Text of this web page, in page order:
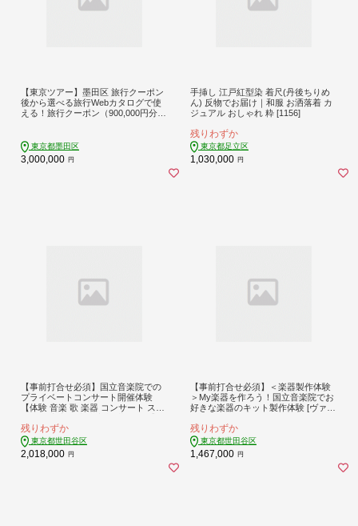
【東京ツアー】墨田区 旅行クーポン
後から選べる旅行Webカタログで使
える！旅行クーポン（900,000円分）
東京都墨田区
3,000,000 円
手挿し 江戸紅型染 着尺(丹後ちりめ
ん) 反物でお届け｜和服 お洒落着 カ
ジュアル おしゃれ 粋 [1156]
残りわずか
東京都足立区
1,030,000 円
【事前打合せ必須】国立音楽院での
プライベートコンサート開催体験
【体験 音楽 歌 楽器 コンサート スク
残りわずか
東京都世田谷区
2,018,000 円
【事前打合せ必須】＜楽器製作体験
＞My楽器を作ろう！国立音楽院でお
好きな楽器のキット製作体験 [ヴァイ
スの中から1つ選べる] 体験 音楽 楽器
制作 スクール 国立音楽院 東京都 世
田谷区
残りわずか
東京都世田谷区
1,467,000 円